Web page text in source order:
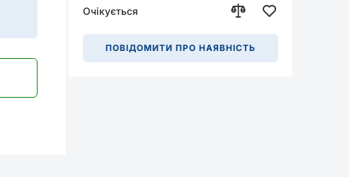
Очікується
ПОВІДОМИТИ ПРО НАЯВНІСТЬ